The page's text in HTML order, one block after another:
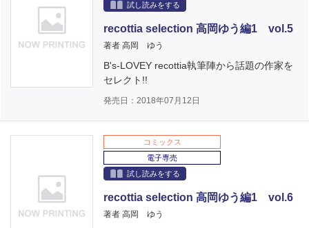
試し読みをする
recottia selection 高岡ゆう編1 vol.5
著者 高岡 ゆう
B's-LOVEY recottia執筆陣から話題の作家を
セレクト!!
発売日：2018年07月12日
コミックス
電子専売
試し読みをする
recottia selection 高岡ゆう編1 vol.6
著者 高岡 ゆう